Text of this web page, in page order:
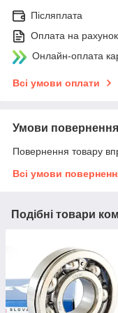
Післяплата
Оплата на рахунок
Онлайн-оплата
Всі умови оплати
Умови повернення
Повернення товару
Всі умови
Подібні товари